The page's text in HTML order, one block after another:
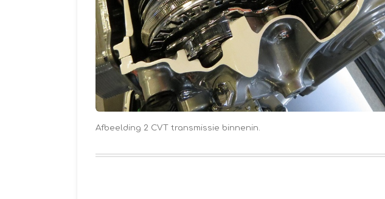
Afbeelding 2 CVT transmissie binnenin.